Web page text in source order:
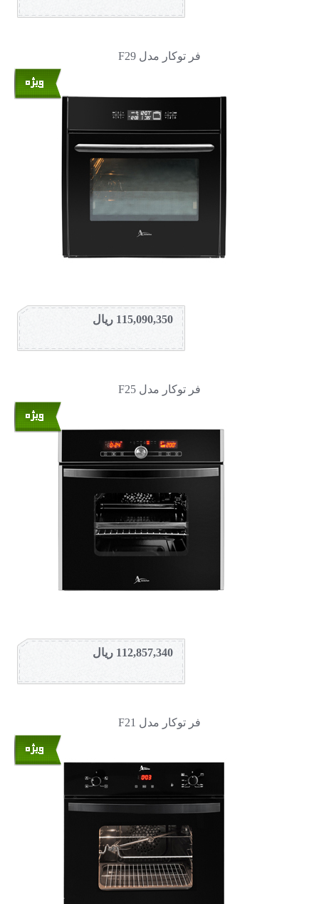
فر توکار مدل F29
115,090,350 ریال
فر توکار مدل F25
112,857,340 ریال
فر توکار مدل F21